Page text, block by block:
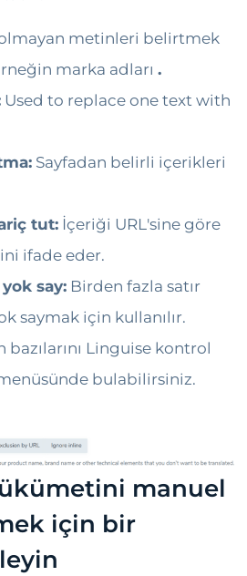
metinleri belirtmek
marka adları .
Used to replace one text with
Sayfadan belirli içerikleri
tut: İçeriği URL'sine göre
ifade eder.
say: Birden fazla satır
saymak için kullanılır.
bazılarını Linguise kontrol
bulabilirsiniz.
manuel
için bir